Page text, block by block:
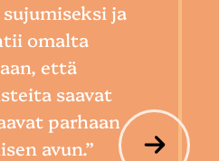
ja
omalta
että
saavat
parhaan
avun.”